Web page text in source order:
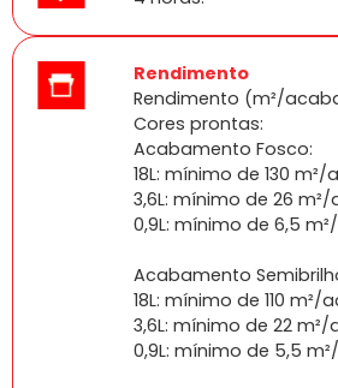
Rendimento
Rendimento (m²/
Cores prontas:
Acabamento Fosco:
18L: mínimo de 130
3,6L: mínimo de 26
0,9L: mínimo de 6,5
Acabamento
18L: mínimo de 110
3,6L: mínimo de 22
0,9L: mínimo de 5,5